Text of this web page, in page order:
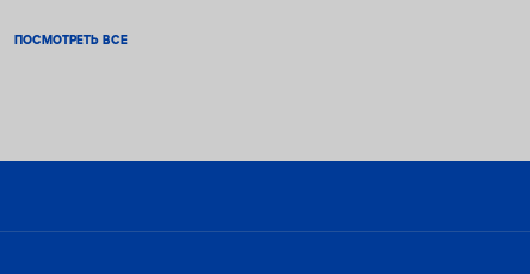
ПОСМОТРЕТЬ ВСЕ